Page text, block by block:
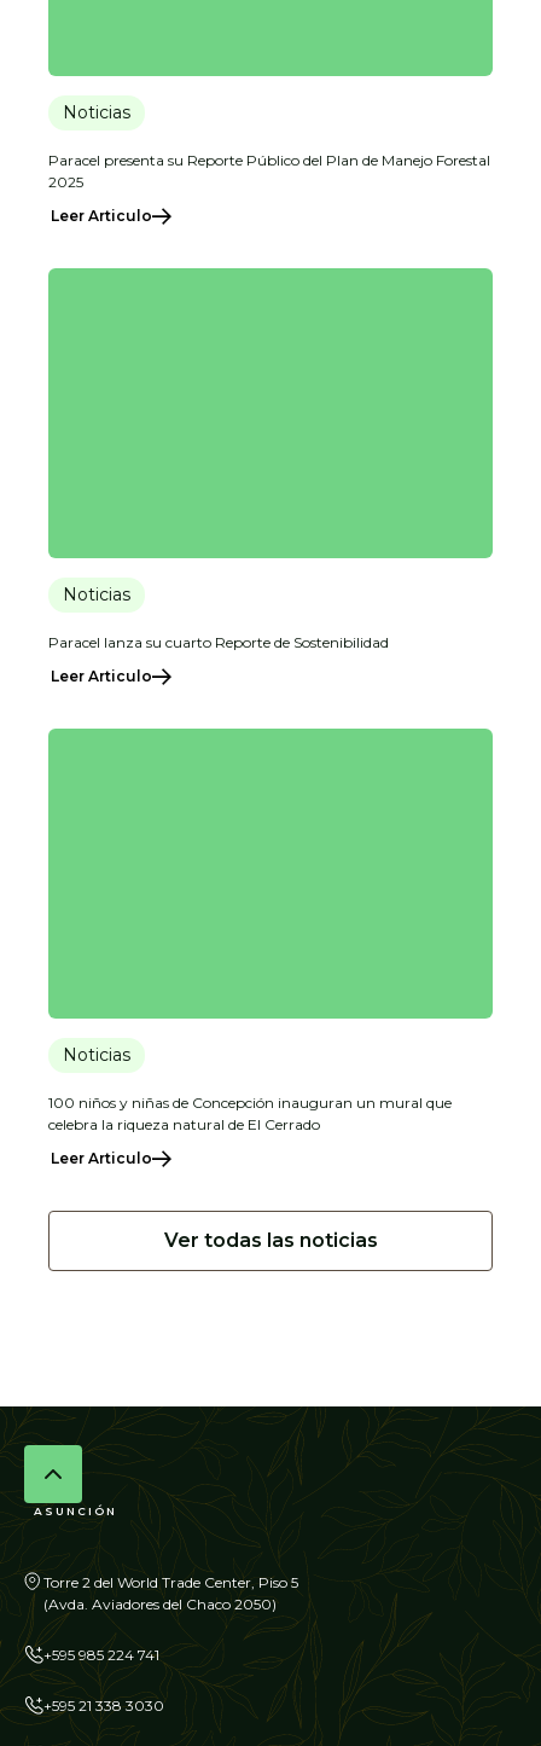
Noticias
Paracel presenta su Reporte Público del Plan de Manejo Forestal
2025
Leer Articulo
Noticias
Paracel lanza su cuarto Reporte de Sostenibilidad
Leer Articulo
Noticias
100 niños y niñas de Concepción inauguran un mural que
celebra la riqueza natural de El Cerrado
Leer Articulo
Ver todas las noticias
ASUNCIÓN
Torre 2 del World Trade Center, Piso 5
(Avda. Aviadores del Chaco 2050)
+595 985 224 741
+595 21 338 3030